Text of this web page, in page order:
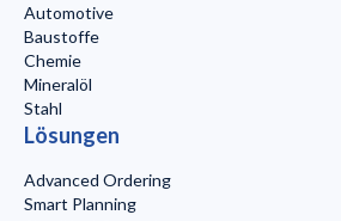
Automotive
Baustoffe
Chemie
Mineralöl
Stahl
Lösungen
Advanced Ordering
Smart Planning